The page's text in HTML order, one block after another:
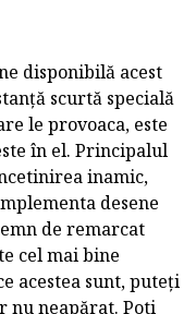
disponibilă acest
scurtă specială
le provoaca, este
în el. Principalul
inamic,
desene
de remarcat
cel mai bine
acestea sunt, puteți
nu neapărat. Poti